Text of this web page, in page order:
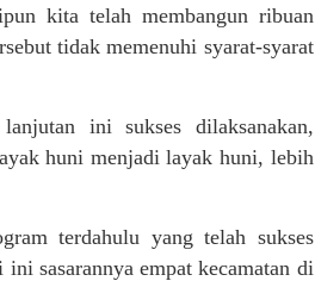
kita telah membangun ribuan
tidak memenuhi syarat-syarat
ini sukses dilaksanakan,
huni menjadi layak huni, lebih
terdahulu yang telah sukses
sasarannya empat kecamatan di